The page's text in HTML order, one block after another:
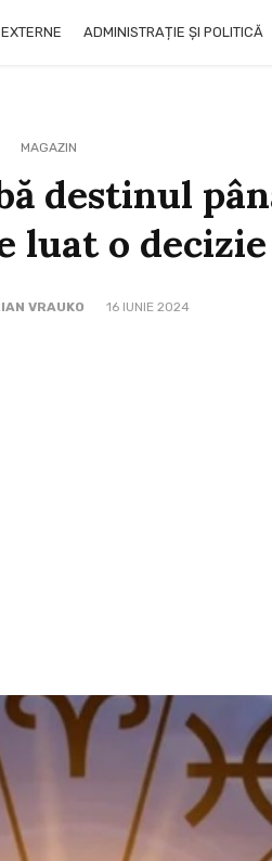
ADMINISTRAȚIE ȘI POLITICĂ
MAGAZIN
destinul
luat o
VRAUKO 16 IUNIE 2024